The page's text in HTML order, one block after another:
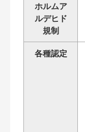
ホルムア
ルデヒド
規制
各種認定